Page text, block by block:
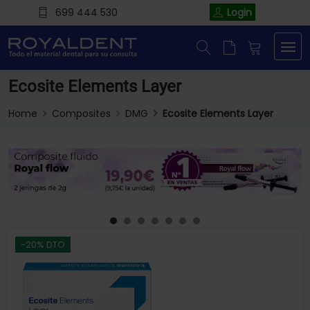
699 444 530 Login
Ecosite Elements Layer
Home Composites DMG Ecosite Elements Layer
-20% DTO